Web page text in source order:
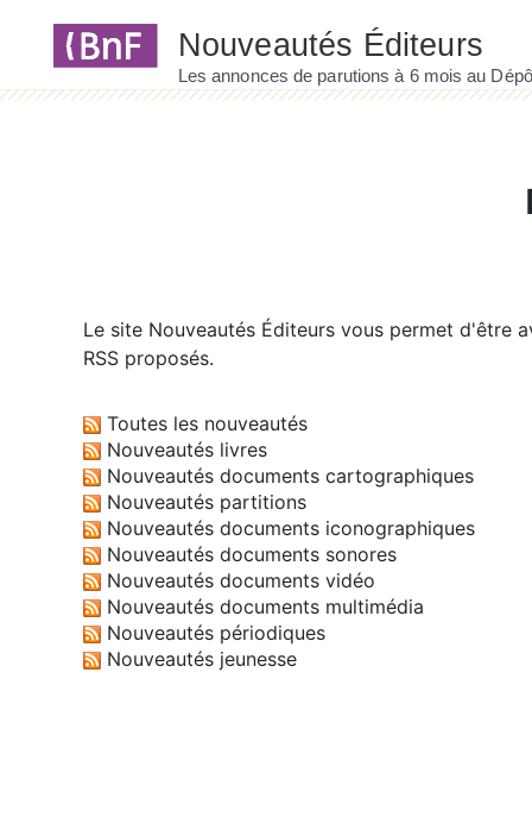
Le site Nouveautés Éditeurs vous permet d'être
RSS proposés.
Toutes les nouveautés
Nouveautés livres
Nouveautés documents cartographiques
Nouveautés partitions
Nouveautés documents iconographiques
Nouveautés documents sonores
Nouveautés documents vidéo
Nouveautés documents multimédia
Nouveautés périodiques
Nouveautés jeunesse